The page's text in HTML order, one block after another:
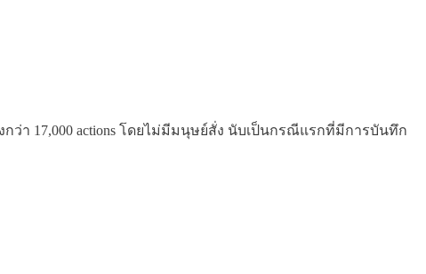
งกว่า 17,000 actions โดยไม่มีมนุษย์สั่ง นับเป็นกรณีแรกที่มีการบันทึก